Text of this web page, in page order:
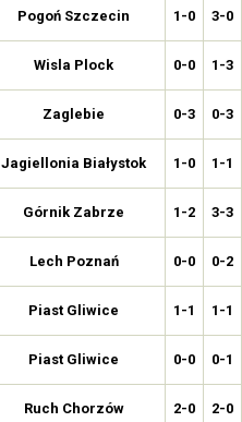
Pogoń Szczecin 1-0 3-0
Wisla Plock 0-0 1-3
Zaglebie 0-3 0-3
Jagiellonia Białystok 1-0 1-1
Górnik Zabrze 1-2 3-3
Lech Poznań 0-0 0-2
Piast Gliwice 1-1 1-1
Piast Gliwice 0-0 0-1
Ruch Chorzów 2-0 2-0